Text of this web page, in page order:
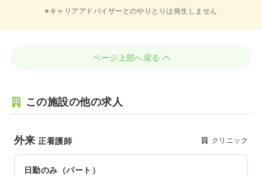
※キャリアアドバイザーとのやりとりは発生しません
ページ上部へ戻る
この施設の他の求人
外来正看護師 クリニック
日勤のみ（パート）